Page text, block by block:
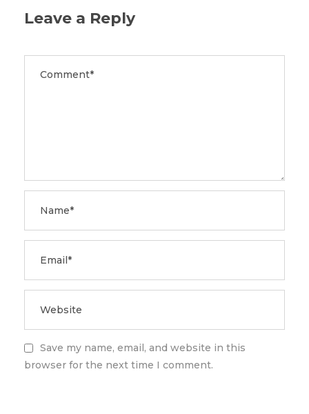
Leave a Reply
Save my name, email, and website in this
browser for the next time I comment.